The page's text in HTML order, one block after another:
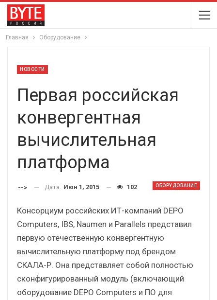
Главная Оборудование
НОВОСТИ
Первая российская
конвергентная
вычислительная
платформа
ОБОРУДОВАНИЕ
--> Дата: Июн 1, 2015 102
Консорциум российских ИТ-компаний DEPO
Computers, IBS, Naumen и Parallels представил
первую отечественную конвергентную
вычислительную платформу под брендом
СКАЛА-Р. Она представляет собой полностью
сконфигурированный модуль (включающий
оборудование DEPO Computers и ПО для